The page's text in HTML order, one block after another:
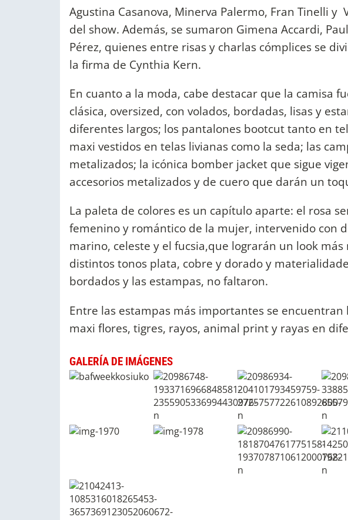
Agustina Casanova, Minerva Palermo, Fran Tinelli
del show. Además, se sumaron Gimena Accardi,
Pérez, quienes entre risas y charlas cómplices se
la firma de Cynthia Kern.
En cuanto a la moda, cabe destacar que la camisa
clásica, oversized, con volados, bordadas, lisas y
diferentes largos; los pantalones bootcut tanto en
maxi vestidos en telas livianas como la seda; las
metalizados; la icónica bomber jacket que sigue
accesorios metalizados y de cuero que darán un
La paleta de colores es un capítulo aparte: el rosa
femenino y romántico de la mujer, intervenido con
marino, celeste y el fucsia,que lograrán un look
distintos tonos plata, cobre y dorado y
bordados y las estampas, no faltaron.
Entre las estampas más importantes se
maxi flores, tigres, rayos, animal print y rayas en
GALERÍA DE IMÁGENES